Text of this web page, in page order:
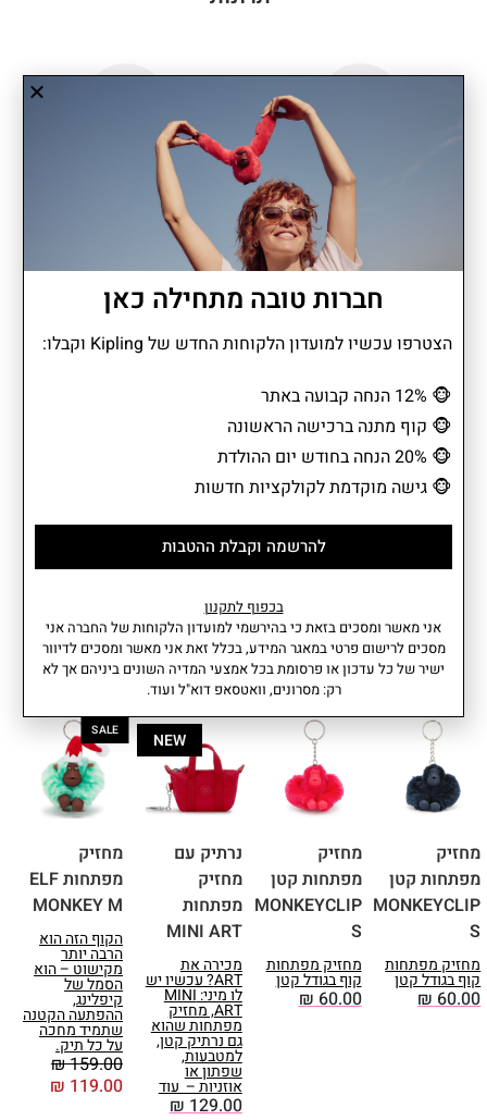
שנתיים אחריות
הכירו את הקוף של קיפלינג! אייקון אמיתי עם אופי משל עצמו. צבעוני,
מלא סטייל ותמיד מוכן לגנוב את ההצגה עם קריצה שובבה. מעבר להיותו
מחזיק מפתחות, הוא מספר סיפור על מותג שנולד בשביל לחיות קליל,
שמח ומלא אנרגיה. הקוף של קיפלינג הוא החבר הקטן שתמיד מלווה
אותך, מזכיר לך לא לקחת את החיים יותר מדי ברצינות וליהנות מכל רגע.
מידע נוסף
פוליאסטר.
משקל: 0.02 קג
אחריות: שנתיים
עוד
מוצרים קשורים
מחזיק
מפתחות קטן
MONKEYCLIP
S
מחזיק מפתחות
קוף בגודל קטן
₪60.00
מחזיק
מפתחות קטן
MONKEYCLIP
S
מחזיק מפתחות
קוף בגודל קטן
₪60.00
NEW
נרתיק עם
מחזיק
מפתחות
MINI ART
מכירה את
ART? עכשיו יש
לו מיני: MINI
ART, מחזיק
מפתחות שהוא
גם נרתיק קטן,
למטבעות,
שפתון או
אוזניות – עוד
₪129.00
SALE
מחזיק
מפתחות ELF
MONKEY M
הקוף הזה הוא
הרבה יותר
מקישוט – הוא
הסמל של
קיפלינג,
ההפתעה הקטנה
שתמיד מחכה
על כל תיק.
₪159.00
₪ 119.00
חברות טובה מתחילה כאן
הצטרפו עכשיו למועדון הלקוחות החדש של Kipling וקבלו:
🐵
🐵 קוף מתנה ברכישה הראשונה
🐵
🐵 גישה מוקדמת לקולקציות חדשות
להרשמה וקבלת ההטבות
בכפוף לתקנון
אני מאשר ומסכים בזאת כי בהירשמי למועדון הלקוחות של החברה אני
מסכים לרישום פרטי במאגר המידע, בכלל זאת אני מאשר ומסכים לדיוור
ישיר של כל עדכון או פרסומת בכל אמצעי המדיה השונים ביניהם אך לא
רק: מסרונים, וואטסאפ דוא"ל ועוד.